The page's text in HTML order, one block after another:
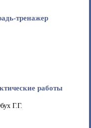
тренажер
работы
Г.Г.